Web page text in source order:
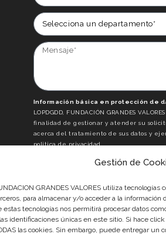
Gestión de
GRANDES VALORES utiliza tecnologías
para almacenar y/o acceder a la
estas tecnologías nos permitirá procesar datos
identificaciones únicas en este sitio. Si hace
las cookies. Sin embargo, puede entregar un
Información básica en protección de
LOPDGDD, FUNDACIÓN GRANDES
finalidad de gestionar y atender su
acerca del tratamiento de sus datos y
politica de privacidad.
He leído y acepto lapolítica de
Acepto recibir comunicaciones